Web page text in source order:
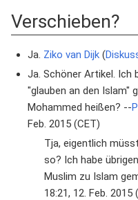
Verschieben?
Ja. Ziko van Dijk (
Ja. Schöner Artikel. Ich
"glauben an den Islam"
Mohammed heißen? --
Feb. 2015 (CET)
Tja, eigentlich
so? Ich habe
Muslim zu Islam
18:21, 12. Feb. 2015